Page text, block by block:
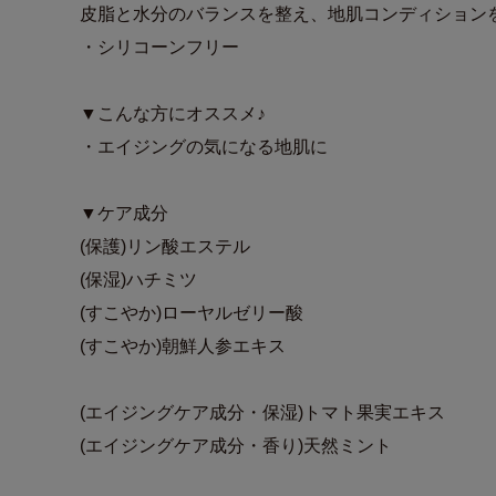
皮脂と水分のバランスを整え、地肌コンディション
・シリコーンフリー
▼こんな方にオススメ♪
・エイジングの気になる地肌に
▼ケア成分
(保護)リン酸エステル
(保湿)ハチミツ
(すこやか)ローヤルゼリー酸
(すこやか)朝鮮人参エキス
(エイジングケア成分・保湿)トマト果実エキス
(エイジングケア成分・香り)天然ミント